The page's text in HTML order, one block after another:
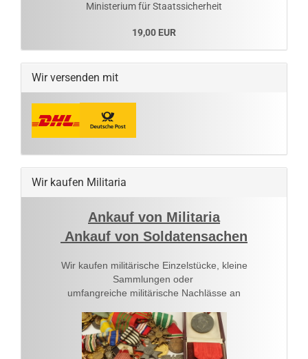
Ministerium für Staatssicherheit
19,00 EUR
Wir versenden mit
Wir kaufen Militaria
Ankauf von Militaria
Ankauf von Soldatensachen
Wir kaufen militärische Einzelstücke, kleine
Sammlungen oder
umfangreiche militärische Nachlässe an